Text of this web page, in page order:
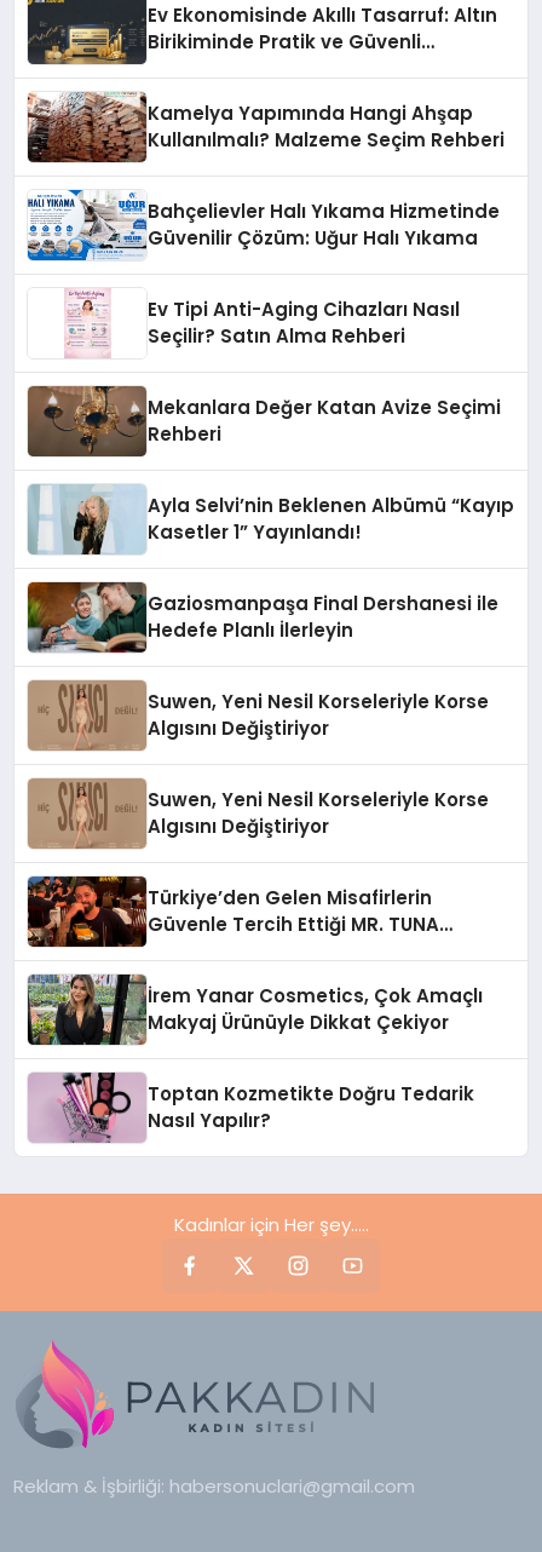
Ev Ekonomisinde Akıllı Tasarruf: Altın
Birikiminde Pratik ve Güvenli
Kamelya Yapımında Hangi Ahşap
Kullanılmalı? Malzeme Seçim Rehberi
Bahçelievler Halı Yıkama Hizmetinde
Güvenilir Çözüm: Uğur Halı Yıkama
Ev Tipi Anti-Aging Cihazları Nasıl
Seçilir? Satın Alma Rehberi
Mekanlara Değer Katan Avize Seçimi
Rehberi
Ayla Selvi’nin Beklenen Albümü “Kayıp
Kasetler 1” Yayınlandı!
Gaziosmanpaşa Final Dershanesi ile
Hedefe Planlı İlerleyin
Suwen, Yeni Nesil Korseleriyle Korse
Algısını Değiştiriyor
Suwen, Yeni Nesil Korseleriyle Korse
Algısını Değiştiriyor
Türkiye’den Gelen Misafirlerin
Güvenle Tercih Ettiği MR. TUNA
İrem Yanar Cosmetics, Çok Amaçlı
Makyaj Ürünüyle Dikkat Çekiyor
Toptan Kozmetikte Doğru Tedarik
Nasıl Yapılır?
Kadınlar için Her şey.....
Reklam & İşbirliği: habersonuclari@gmail.com